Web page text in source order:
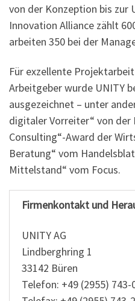
von der Konzeption bis zur
Innovation Alliance zählt
arbeiten 350 bei der
Für exzellente
Arbeitgeber wurde UNITY
ausgezeichnet – unter
digitaler Vorreiter“ von der
Consulting“-Award der
Beratung“ vom
Mittelstand“ vom Focus.
Firmenkontakt und
UNITY AG
Lindberghring 1
33142 Büren
Telefon: +49 (2955) 743-